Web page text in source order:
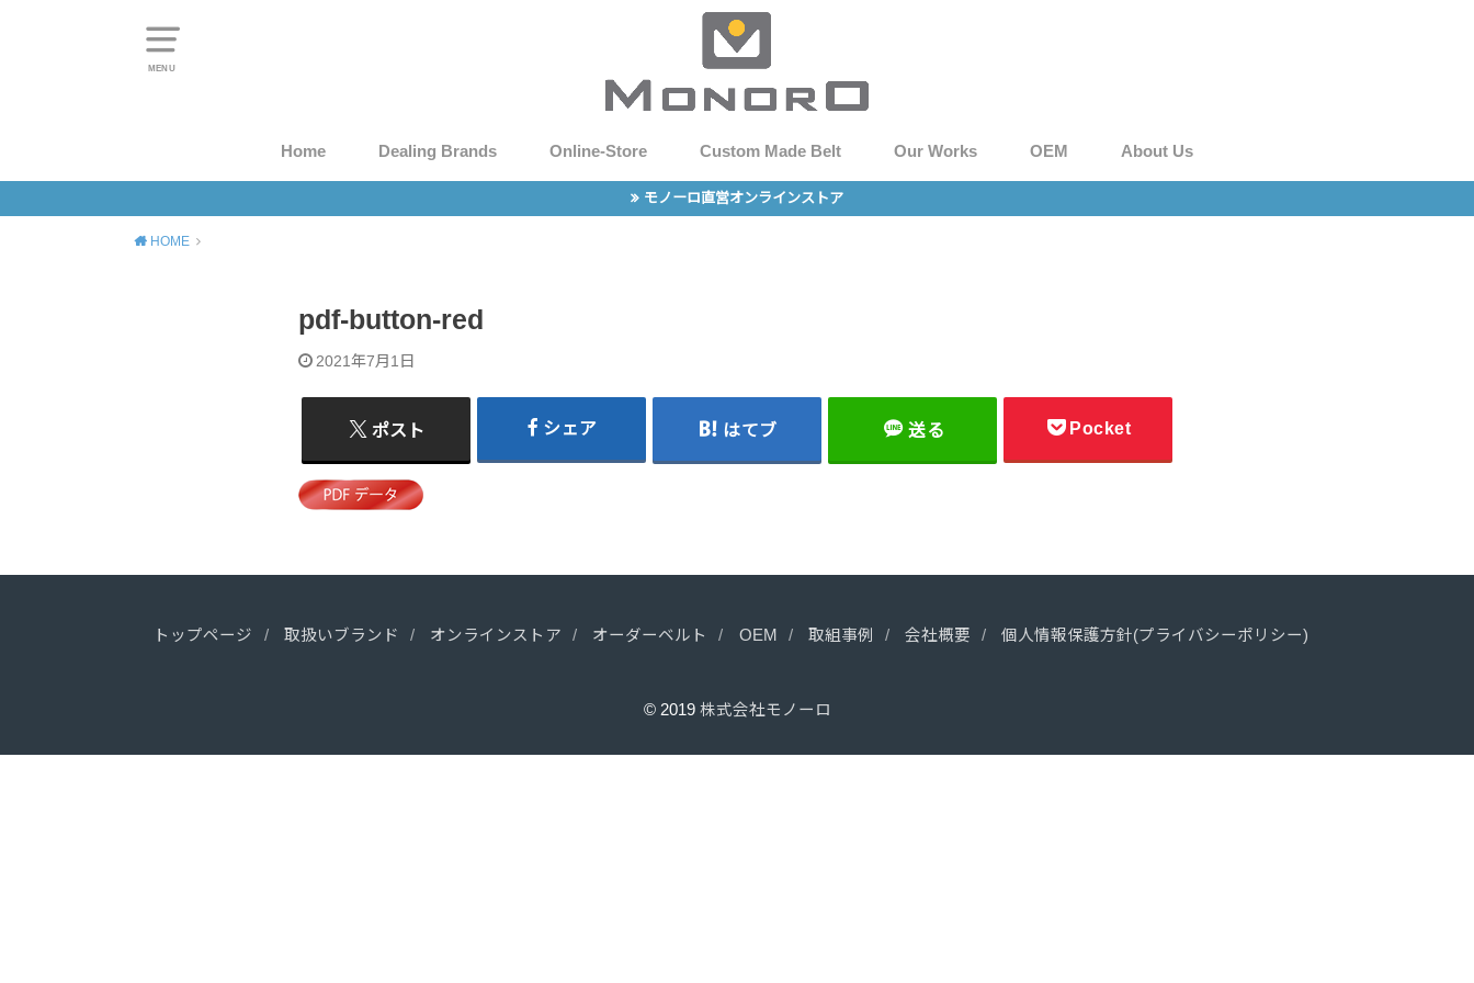
MENU
Home Dealing Brands Online-Store Custom Made Belt Our Works OEM About Us
モノーロ直営オンラインストア
HOME
pdf-button-red
2021年7月1日
ポスト シェア はてブ 送る Pocket
トップページ 取扱いブランド オンラインストア オーダーベルト OEM 取組事例 会社概要 個人情報保護方針(プライバシーポリシー)
© 2019 株式会社モノーロ